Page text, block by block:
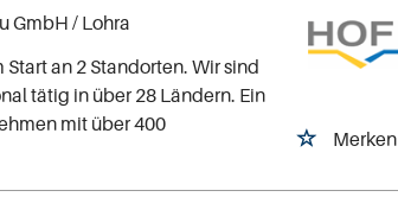
Merken
GmbH / Lohra
an 2 Standorten. Wir sind
tätig in über 28 Ländern. Ein
mit über 400